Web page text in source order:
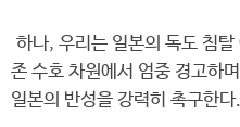
하나, 우리는 일본의 독도 침
존 수호 차원에서 엄중 경고하
일본의 반성을 강력히 촉구한다.